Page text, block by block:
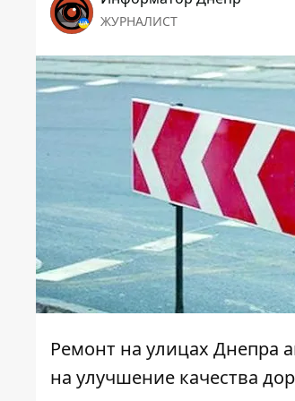
ЖУРНАЛИСТ
Ремонт на улицах Днепра
на улучшение качества